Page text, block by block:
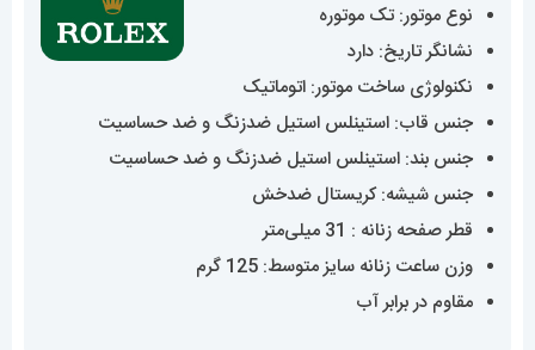
نوع موتور: تک موتوره
نشانگر تاریخ: دارد
نکنولوژی ساخت موتور: اتوماتیک
جنس قاب: استینلس استیل ضدزنگ و ضد حساسیت
جنس بند: استینلس استیل ضدزنگ و ضد حساسیت
جنس شیشه: کریستال ضدخش
قطر صفحه زنانه : 31 میلی‌متر
وزن ساعت زنانه سایز متوسط: 125 گرم
مقاوم در برابر آب